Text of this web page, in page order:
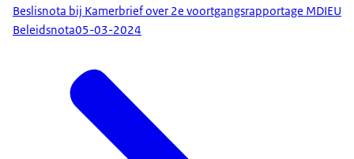
Beslisnota bij Kamerbrief over 2e voortgangsrapportage MDIEU
Beleidsnota05-03-2024